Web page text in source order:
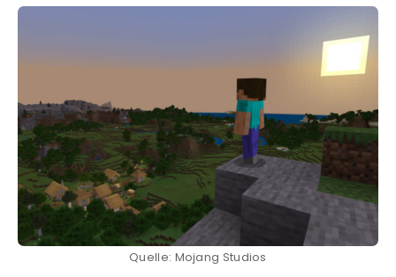
Quelle: Mojang Studios